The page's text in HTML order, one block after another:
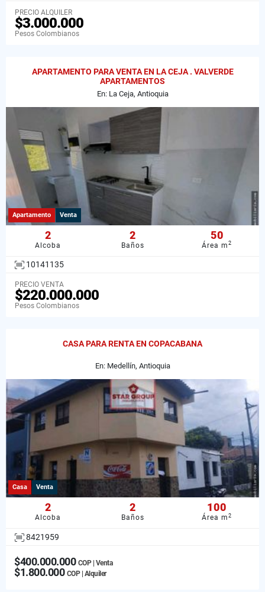
PRECIO ALQUILER
$3.000.000
Pesos Colombianos
APARTAMENTO PARA VENTA EN LA CEJA . VALVERDE
APARTAMENTOS
En: La Ceja, Antioquia
Apartamento Venta
2
Alcoba
2
Baños
50
Área m2
10141135
PRECIO VENTA
$220.000.000
Pesos Colombianos
CASA PARA RENTA EN COPACABANA
En: Medellín, Antioquia
Casa Venta
2
Alcoba
2
Baños
100
Área m2
8421959
$400.000.000 COP | Venta
$1.800.000 COP | Alquiler